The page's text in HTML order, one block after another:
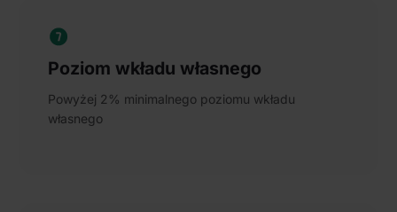
Poziom wkładu własnego
Powyżej 2% minimalnego poziomu wkładu
własnego